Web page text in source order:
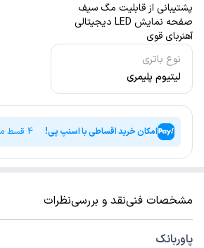
نوع باتری
لیتیوم پلیمری
پشتیبانی از قابلیت مگ سیف
صفحه نمایش LED دیجیتالی
آهنربای قوی
امکان خرید اقساطی با اسنپ پی! 4 قسط ماهانه
مشخصات فنینقد و بررسینظرات
پاوربانک